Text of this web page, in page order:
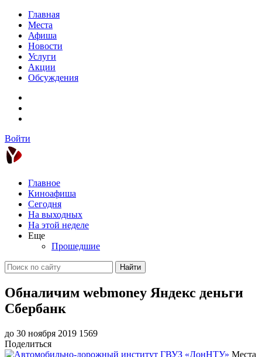
Главная
Места
Афиша
Новости
Услуги
Акции
Обсуждения
Войти
Главное
Киноафиша
Сегодня
На выходных
На этой неделе
Еще
Прошедшие
Найти
Обналичим webmoney Яндекс деньги
Сбербанк
до 30 ноября 2019 1569
Поделиться
Места